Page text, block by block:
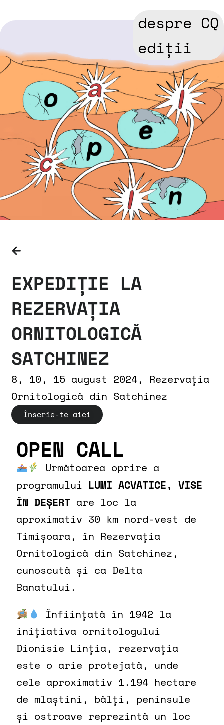
despre CQ
ediții
EXPEDIȚIE LA
REZERVAȚIA
ORNITOLOGICĂ
SATCHINEZ
8, 10, 15 august 2024, Rezervația
Ornitologică din Satchinez
Înscrie-te aici
OPEN CALL
Următoarea oprire a
programului LUMI ACVATICE, VISE
ÎN DEȘERT are loc la
aproximativ 30 km nord-vest de
Timișoara, în Rezervația
Ornitologică din Satchinez,
cunoscută și ca Delta
Banatului.
Înființată în 1942 la
inițiativa ornitologului
Dionisie Linția, rezervația
este o arie protejată, unde
cele aproximativ 1.194 hectare
de mlaștini, bălți, peninsule
și ostroave reprezintă un loc